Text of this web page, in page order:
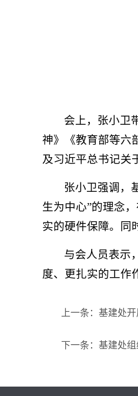
会上，张小卫
神》《教育部等六
及习近平总书记关
张小卫强调，
生为中心”的理念
实的硬件保障。同
与会人员表示
度、更扎实的工作
上一条：基建处
下一条：基建处